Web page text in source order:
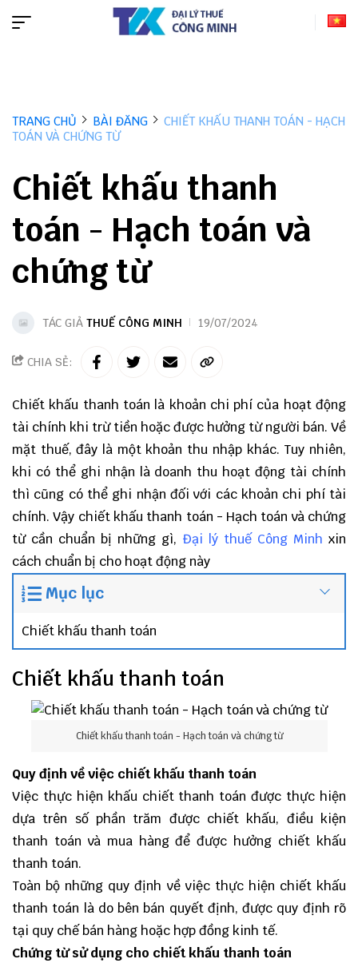
TRANG CHỦ BÀI ĐĂNG
CHIẾT KHẤU THANH TOÁN - HẠCH
TOÁN VÀ CHỨNG TỪ
Chiết khấu thanh
toán - Hạch toán và
chứng từ
TÁC GIẢ THUẾ CÔNG MINH 19/07/2024
CHIA SẺ:
Chiết khấu thanh toán là khoản chi phí của hoạt động
tài chính khi trừ tiền hoặc được hưởng từ người bán. Về
mặt thuế, đây là một khoản thu nhập khác. Tuy nhiên,
khi có thể ghi nhận là doanh thu hoạt động tài chính
thì cũng có thể ghi nhận đối với các khoản chi phí tài
chính. Vậy chiết khấu thanh toán - Hạch toán và chứng
từ cần chuẩn bị những gì, Đại lý thuế Công Minh xin
cách chuẩn bị cho hoạt động này
Mục lục
Chiết khấu thanh toán
Chiết khấu thanh toán
Chiết khấu thanh toán - Hạch toán và chứng từ
Quy định về việc chiết khấu thanh toán
Việc thực hiện khấu chiết thanh toán được thực hiện
dựa trên số phần trăm được chiết khấu, điều kiện
thanh toán và mua hàng để được hưởng chiết khấu
thanh toán.
Toàn bộ những quy định về việc thực hiện chiết khấu
thanh toán là do bên bán quyết định, được quy định rõ
tại quy chế bán hàng hoặc hợp đồng kinh tế.
Chứng từ sử dụng cho chiết khấu thanh toán